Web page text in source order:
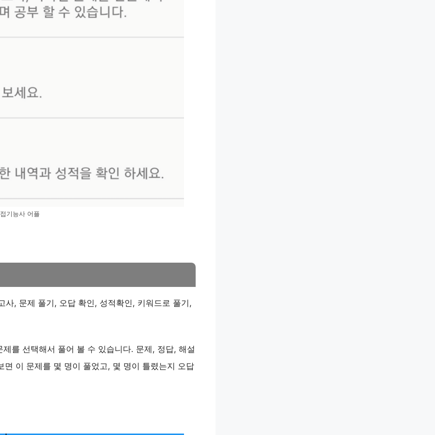
기능사 어플
사, 문제 풀기, 오답 확인, 성적확인, 키워드로 풀기,
를 선택해서 풀어 볼 수 있습니다. 문제, 정답, 해설
이 문제를 몇 명이 풀었고, 몇 명이 틀렸는지 오답